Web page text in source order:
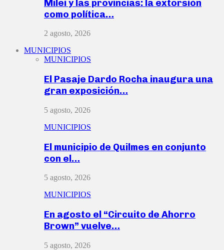
Milei y las provincias: la extorsión
como política…
2 agosto, 2026
MUNICIPIOS
MUNICIPIOS
El Pasaje Dardo Rocha inaugura una
gran exposición…
5 agosto, 2026
MUNICIPIOS
El municipio de Quilmes en conjunto
con el…
5 agosto, 2026
MUNICIPIOS
En agosto el “Circuito de Ahorro
Brown” vuelve…
5 agosto, 2026